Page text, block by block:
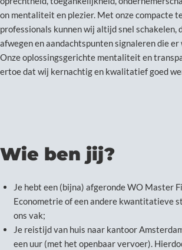
on mentaliteit en plezier. Met onze compacte
professionals kunnen wij altijd snel schakelen,
afwegen en aandachtspunten signaleren die
Onze oplossingsgerichte mentaliteit en
ertoe dat wij kernachtig en kwalitatief goed
Wie ben jij?
Je hebt een (bijna) afgeronde WO Master
Econometrie of een andere kwantitatieve
ons vak;
Je reistijd van huis naar kantoor
een uur (met het openbaar vervoer).